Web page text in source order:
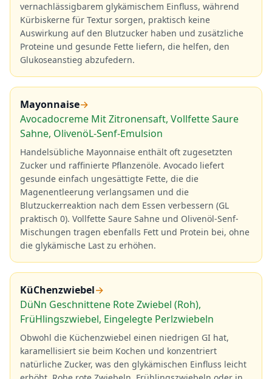
vernachlässigbarem glykämischem Einfluss, während
Kürbiskerne für Textur sorgen, praktisch keine
Auswirkung auf den Blutzucker haben und zusätzliche
Proteine und gesunde Fette liefern, die helfen, den
Glukoseanstieg abzufedern.
Mayonnaise→
Avocadocreme Mit Zitronensaft, Vollfette Saure
Sahne, OlivenöL-Senf-Emulsion
Handelsübliche Mayonnaise enthält oft zugesetzten
Zucker und raffinierte Pflanzenöle. Avocado liefert
gesunde einfach ungesättigte Fette, die die
Magenentleerung verlangsamen und die
Blutzuckerreaktion nach dem Essen verbessern (GL
praktisch 0). Vollfette Saure Sahne und Olivenöl-Senf-
Mischungen tragen ebenfalls Fett und Protein bei, ohne
die glykämische Last zu erhöhen.
KüChenzwiebel→
DüNn Geschnittene Rote Zwiebel (Roh),
FrüHlingszwiebel, Eingelegte Perlzwiebeln
Obwohl die Küchenzwiebel einen niedrigen GI hat,
karamellisiert sie beim Kochen und konzentriert
natürliche Zucker, was den glykämischen Einfluss leicht